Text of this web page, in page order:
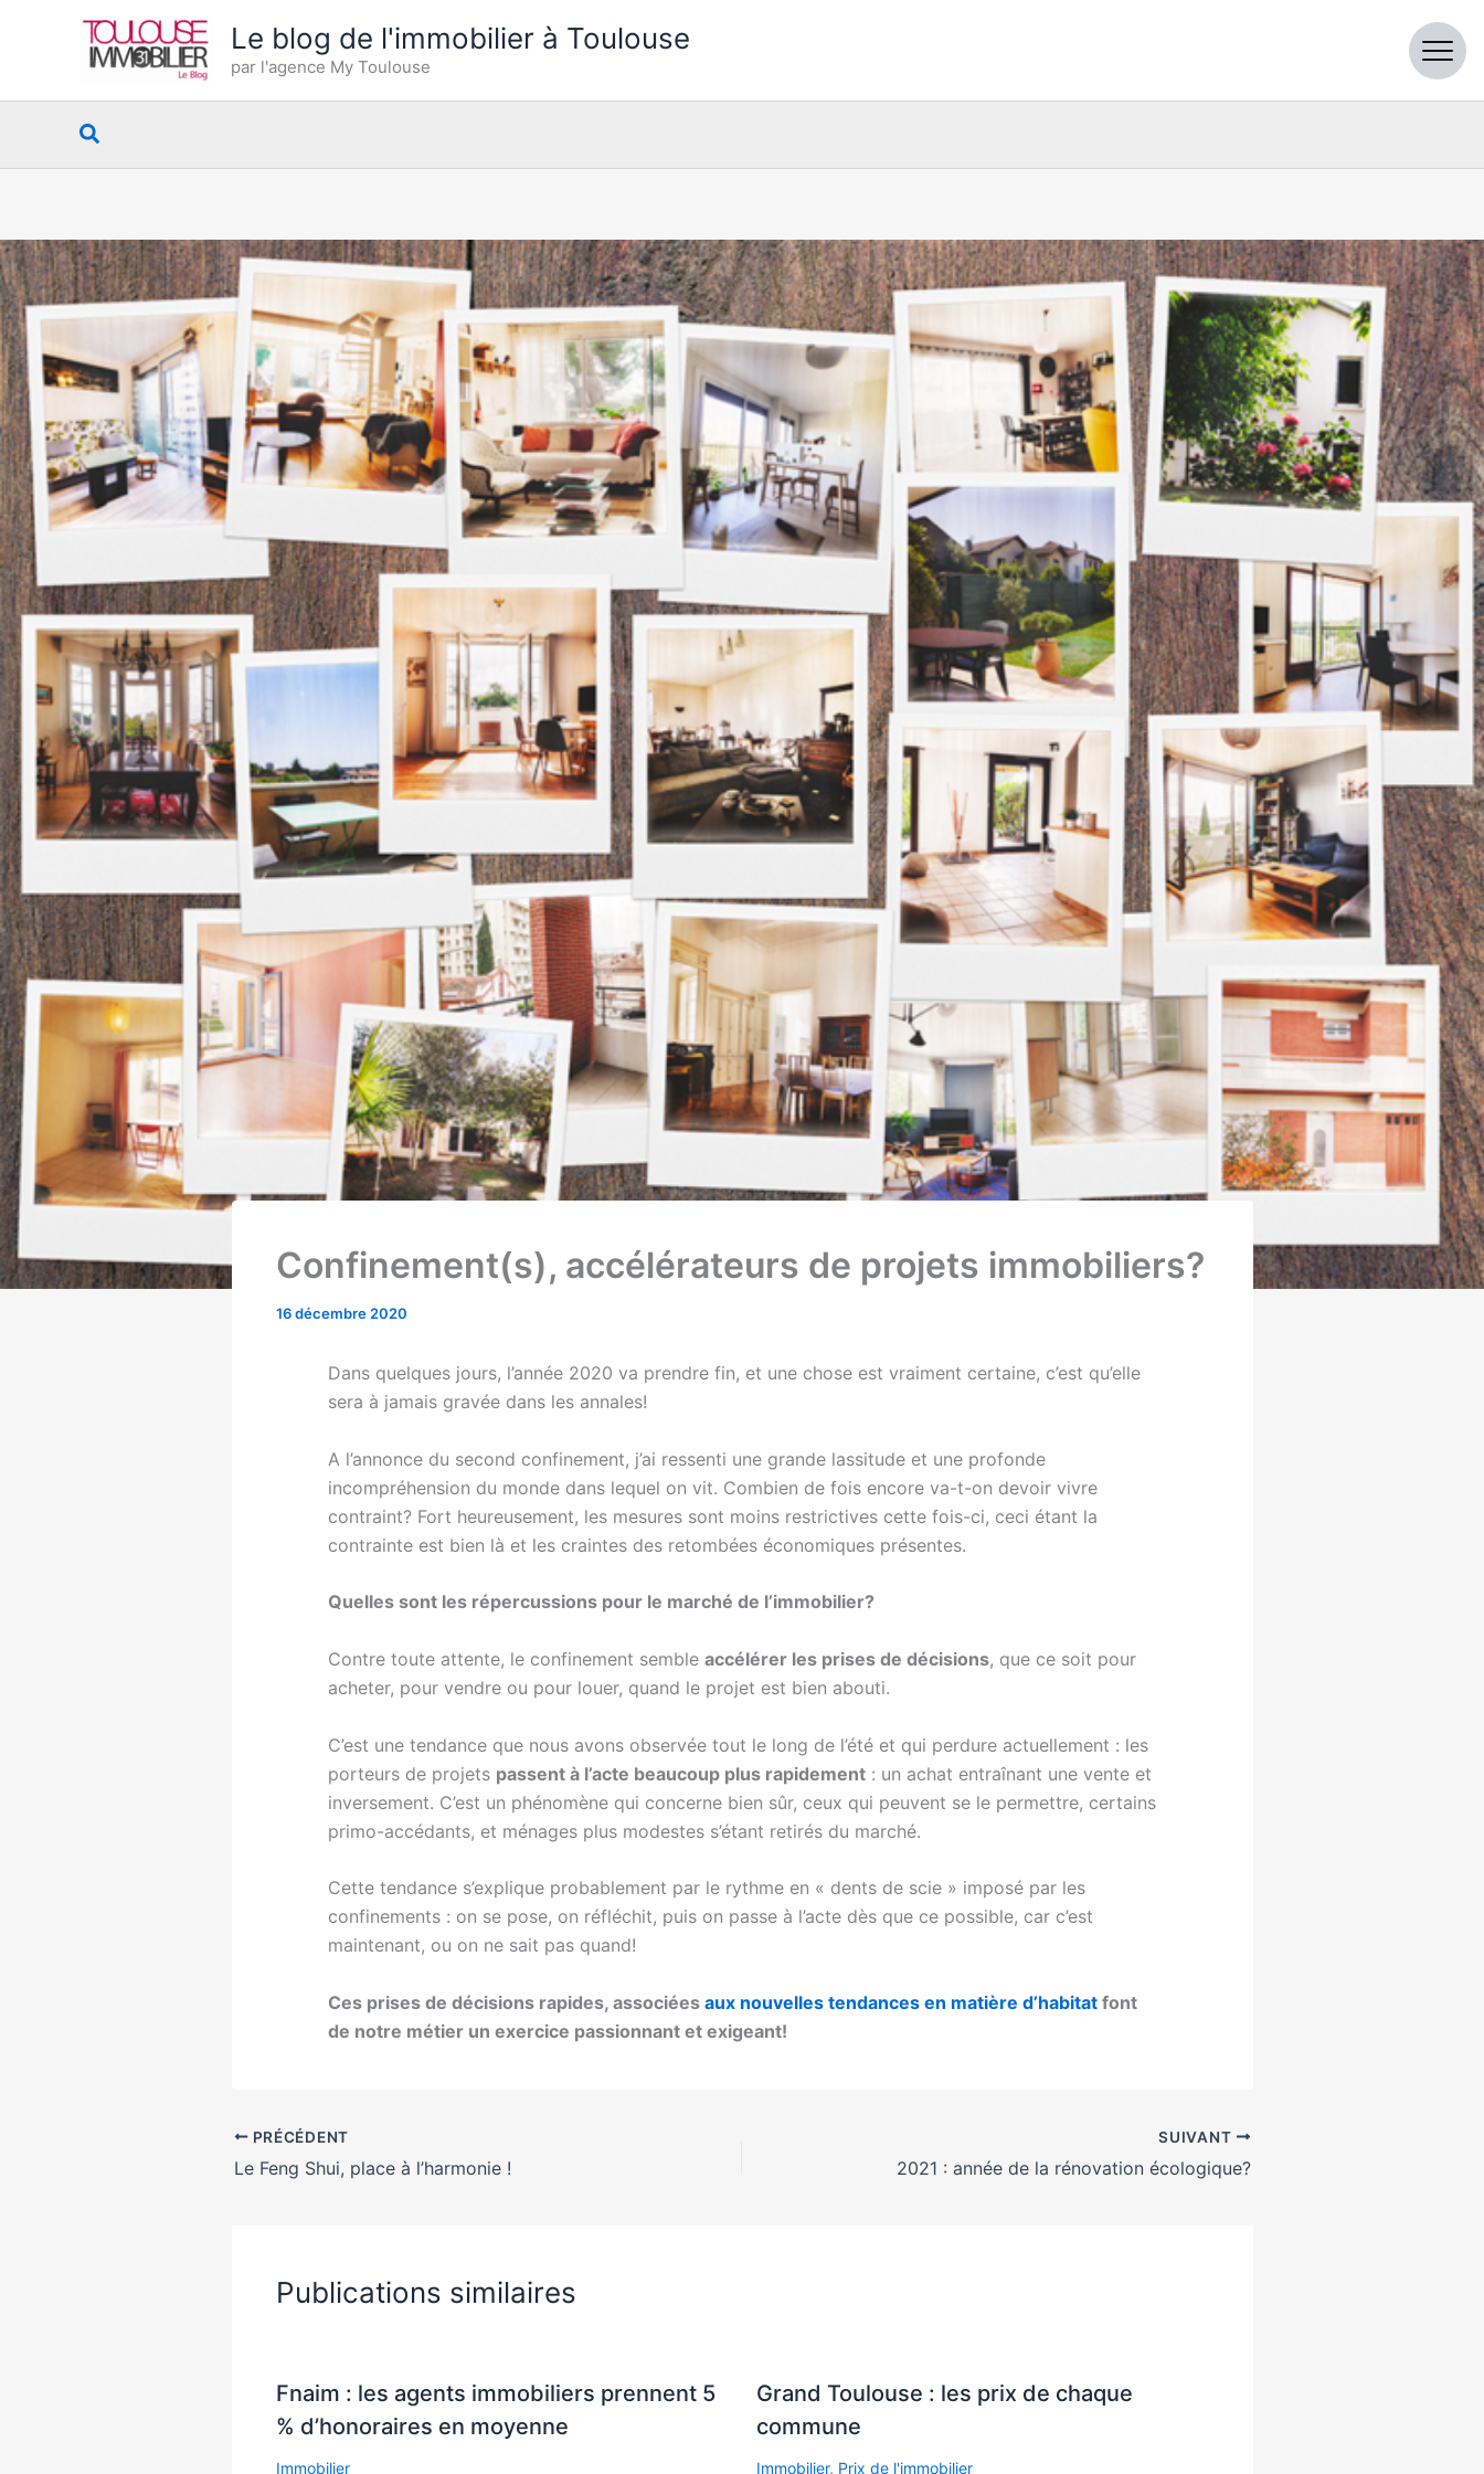
Le blog de l'immobilier à Toulouse
par l'agence My Toulouse
Rechercher
Confinement(s), accélérateurs de projets immobiliers?
16 décembre 2020
Dans quelques jours, l’année 2020 va prendre fin, et une chose est vraiment certaine, c’est qu’elle
sera à jamais gravée dans les annales!
A l’annonce du second confinement, j’ai ressenti une grande lassitude et une profonde
incompréhension du monde dans lequel on vit. Combien de fois encore va-t-on devoir vivre
contraint? Fort heureusement, les mesures sont moins restrictives cette fois-ci, ceci étant la
contrainte est bien là et les craintes des retombées économiques présentes.
Quelles sont les répercussions pour le marché de l’immobilier?
Contre toute attente, le confinement semble accélérer les prises de décisions, que ce soit pour
acheter, pour vendre ou pour louer, quand le projet est bien abouti.
C’est une tendance que nous avons observée tout le long de l’été et qui perdure actuellement : les
porteurs de projets passent à l’acte beaucoup plus rapidement : un achat entraînant une vente et
inversement. C’est un phénomène qui concerne bien sûr, ceux qui peuvent se le permettre, certains
primo-accédants, et ménages plus modestes s’étant retirés du marché.
Cette tendance s’explique probablement par le rythme en « dents de scie » imposé par les
confinements : on se pose, on réfléchit, puis on passe à l’acte dès que ce possible, car c’est
maintenant, ou on ne sait pas quand!
Ces prises de décisions rapides, associées aux nouvelles tendances en matière d’habitat font
de notre métier un exercice passionnant et exigeant!
PRÉCÉDENT
Le Feng Shui, place à l’harmonie !
SUIVANT
2021 : année de la rénovation écologique?
Publications similaires
Fnaim : les agents immobiliers prennent 5
% d’honoraires en moyenne
Immobilier
Grand Toulouse : les prix de chaque
commune
Immobilier, Prix de l'immobilier